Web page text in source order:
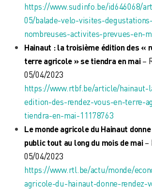
https://www.sudinfo.be/id646068/
05/balade-velo-visites-
nombreuses-activites-prevues-en-
Hainaut : la troisième édition des «
terre agricole » se tiendra en mai–
05/04/2023
https://www.rtbf.be/article/hainaut-
edition-des-rendez-vous-en-terre-
tiendra-en-mai-11178763
Le monde agricole du Hainaut
public tout au long du mois de mai–
05/04/2023
https://www.rtl.be/actu/monde/
agricole-du-hainaut-donne-rendez-